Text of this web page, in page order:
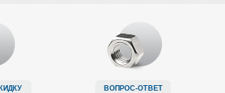
ВОПРОС-ОТВЕТ